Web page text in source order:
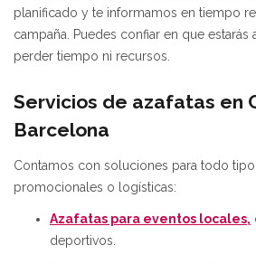
planificado y te informamos en tiempo
campaña. Puedes confiar en que estarás
perder tiempo ni recursos.
Servicios de azafatas en
Barcelona
Contamos con soluciones para todo
promocionales o logísticas:
Azafatas para eventos locales,
deportivos.